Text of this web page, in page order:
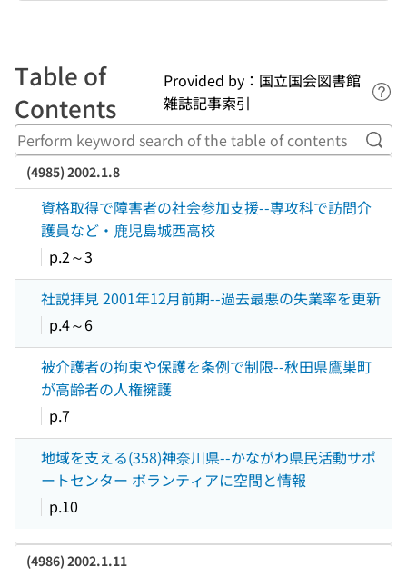
Table of
Contents
Provided by：国立国会図書館
雑誌記事索引
(4985) 2002.1.8
資格取得で障害者の社会参加支援--専攻科で訪問介
護員など・鹿児島城西高校
p.2～3
社説拝見 2001年12月前期--過去最悪の失業率を更新
p.4～6
被介護者の拘束や保護を条例で制限--秋田県鷹巣町
が高齢者の人権擁護
p.7
地域を支える(358)神奈川県--かながわ県民活動サポ
ートセンター ボランティアに空間と情報
p.10
(4986) 2002.1.11